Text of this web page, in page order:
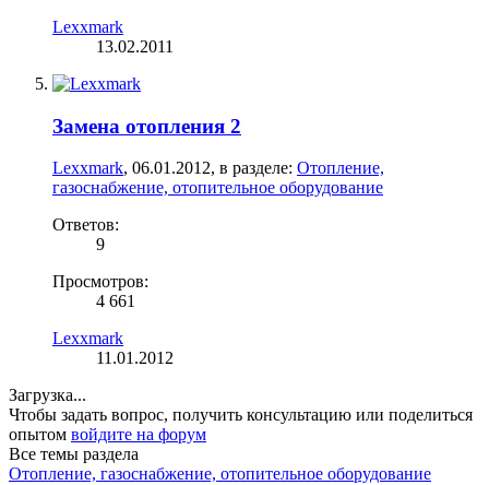
Lexxmark
13.02.2011
Замена отопления 2
Lexxmark, 06.01.2012, в разделе: Отопление,
газоснабжение, отопительное оборудование
Ответов:
9
Просмотров:
4 661
Lexxmark
11.01.2012
Загрузка...
Чтобы задать вопрос, получить консультацию или поделиться
опытом войдите на форум
Все темы раздела
Отопление, газоснабжение, отопительное оборудование